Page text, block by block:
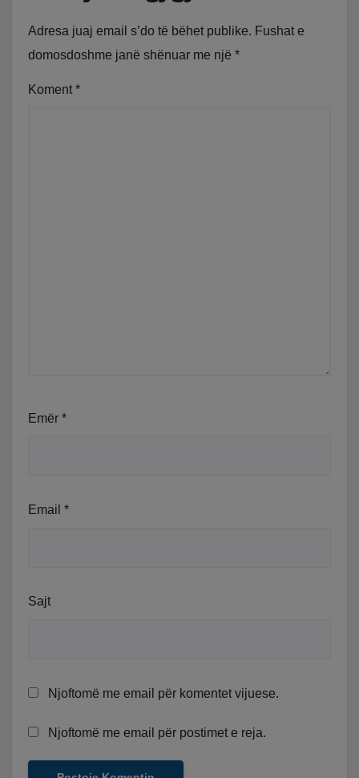
Adresa juaj email s’do të bëhet publike. Fushat e
domosdoshme janë shënuar me një *
Koment *
Emër *
Email *
Sajt
Njoftomë me email për komentet vijuese.
Njoftomë me email për postimet e reja.